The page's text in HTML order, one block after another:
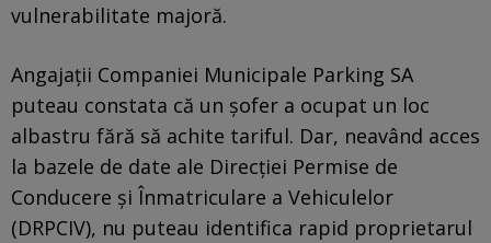
vulnerabilitate majoră.
Angajații Companiei Municipale Parking SA
puteau constata că un șofer a ocupat un loc
albastru fără să achite tariful. Dar, neavând acces
la bazele de date ale Direcției Permise de
Conducere și Înmatriculare a Vehiculelor
(DRPCIV), nu puteau identifica rapid proprietarul